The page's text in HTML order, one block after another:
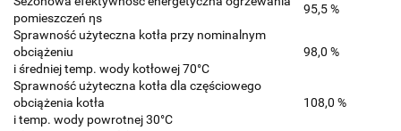
pomieszczeń ηs
95,5 %
Sprawność użyteczna kotła przy nominalnym
obciążeniu
i średniej temp. wody kotłowej 70°C
98,0 %
Sprawność użyteczna kotła dla częściowego
obciążenia kotła
i temp. wody powrotnej 30°C
108,0 %